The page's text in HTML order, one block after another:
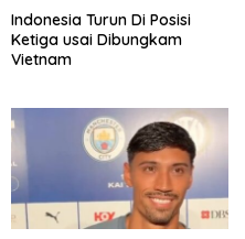
Indonesia Turun Di Posisi
Ketiga usai Dibungkam
Vietnam